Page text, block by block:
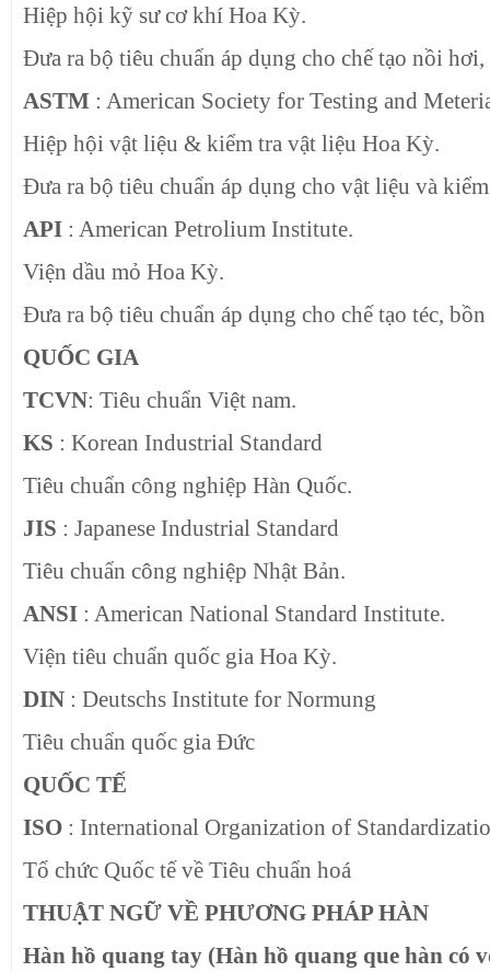
Hiệp hội kỹ sư cơ khí Hoa Kỳ.
Đưa ra bộ tiêu chuẩn áp dụng cho chế tạo nồi
ASTM : American Society for Testing and
Hiệp hội vật liệu & kiểm tra vật liệu Hoa Kỳ.
Đưa ra bộ tiêu chuẩn áp dụng cho vật liệu và
API : American Petrolium Institute.
Viện dầu mỏ Hoa Kỳ.
Đưa ra bộ tiêu chuẩn áp dụng cho chế tạo téc,
QUỐC GIA
TCVN: Tiêu chuẩn Việt nam.
KS : Korean Industrial Standard
Tiêu chuẩn công nghiệp Hàn Quốc.
JIS : Japanese Industrial Standard
Tiêu chuẩn công nghiệp Nhật Bản.
ANSI : American National Standard Institute.
Viện tiêu chuẩn quốc gia Hoa Kỳ.
DIN : Deutschs Institute for Normung
Tiêu chuẩn quốc gia Đức
QUỐC TẾ
ISO : International Organization of
Tổ chức Quốc tế về Tiêu chuẩn hoá
THUẬT NGỮ VỀ PHƯƠNG PHÁP HÀN
Hàn hồ quang tay (Hàn hồ quang que hàn có